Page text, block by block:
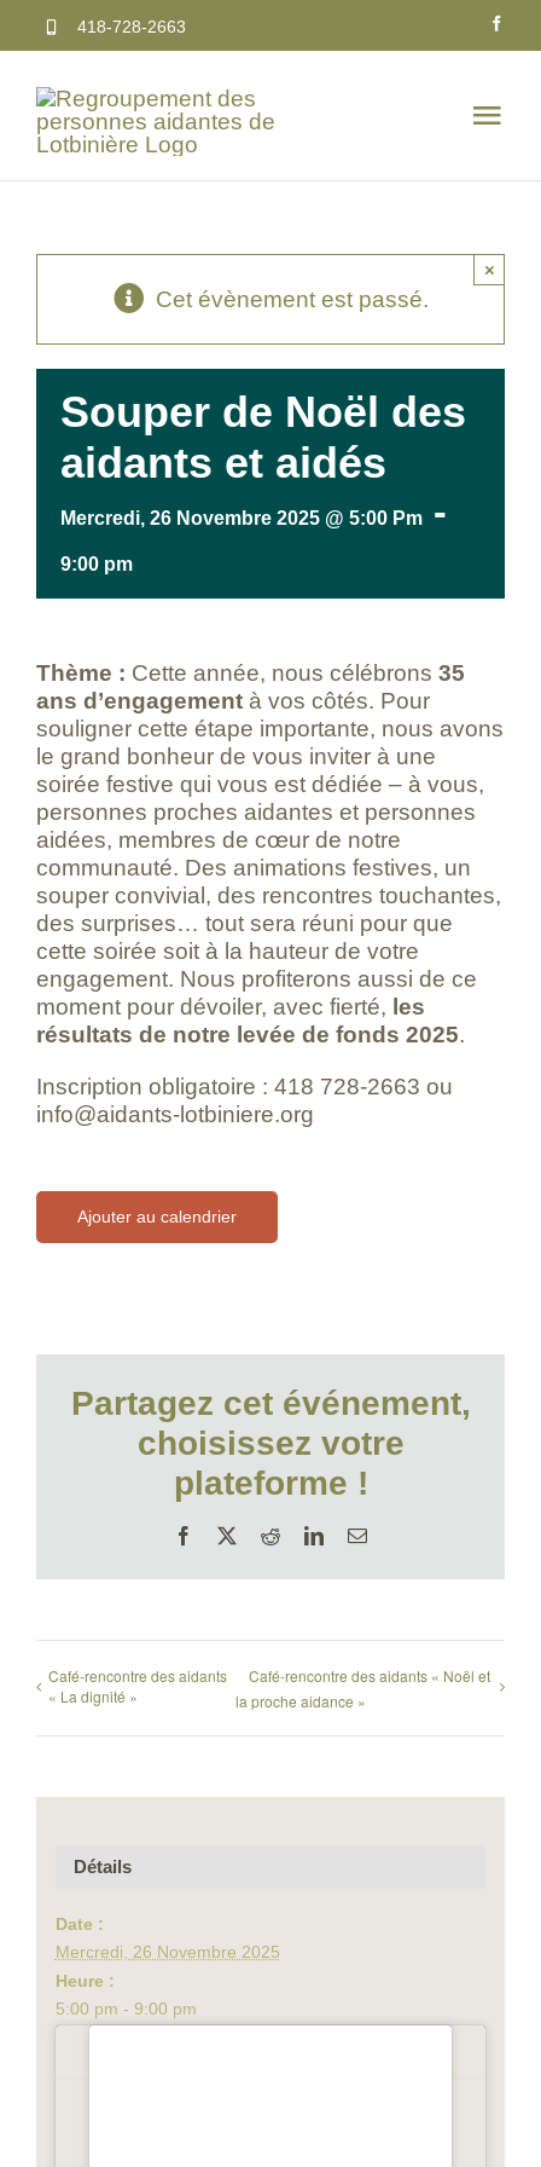
418-728-2663
Cet évènement est passé.
×
Souper de Noël des
aidants et aidés
Mercredi, 26 Novembre 2025 @ 5:00 Pm -
9:00 pm
Thème : Cette année, nous célébrons 35
ans d’engagement à vos côtés. Pour
souligner cette étape importante, nous avons
le grand bonheur de vous inviter à une
soirée festive qui vous est dédiée – à vous,
personnes proches aidantes et personnes
aidées, membres de cœur de notre
communauté. Des animations festives, un
souper convivial, des rencontres touchantes,
des surprises… tout sera réuni pour que
cette soirée soit à la hauteur de votre
engagement. Nous profiterons aussi de ce
moment pour dévoiler, avec fierté, les
résultats de notre levée de fonds 2025.
Inscription obligatoire : 418 728-2663 ou
info@aidants-lotbiniere.org
Ajouter au calendrier
Partagez cet événement,
choisissez votre
plateforme !
Facebook RedditLinkedInEmail
Café-rencontre des aidants
« La dignité »
Café-rencontre des aidants « Noël et
la proche aidance »
Détails
Date :
Mercredi, 26 Novembre 2025
Heure :
5:00 pm - 9:00 pm